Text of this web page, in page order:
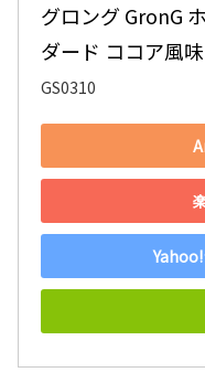
グロング GronG
ダード ココア風
GS0310